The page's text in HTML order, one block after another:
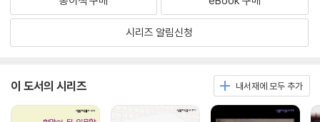
시리즈 알림신청
이 도서의 시리즈 내서재에 모두 추가